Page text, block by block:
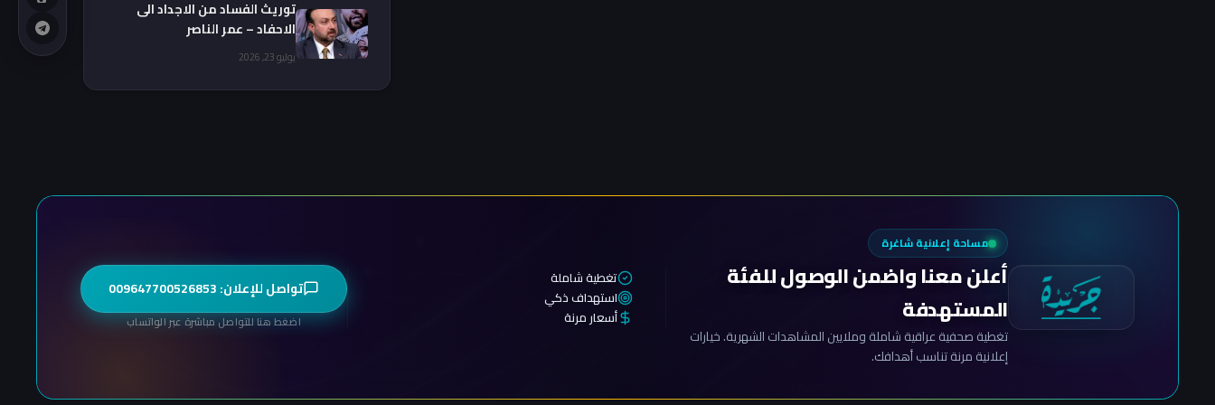
توريث الفساد من الاجداد الى
الاحفاد – عمر الناصر
يوليو 23, 2026
مساحة إعلانية شاغرة
أعلن معنا واضمن الوصول للفئة
المستهدفة
تغطية صحفية عراقية شاملة وملايين المشاهدات الشهرية. خيارات
إعلانية مرنة تناسب أهدافك.
تغطية شاملة
استهداف ذكي
أسعار مرنة
تواصل للإعلان: 009647700526853
اضغط هنا للتواصل مباشرة عبر الواتساب